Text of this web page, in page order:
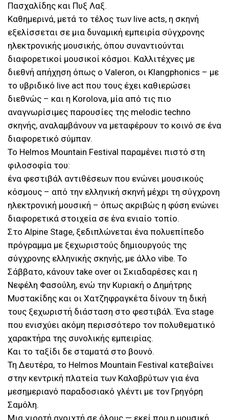
Πασχαλίδης και Πυξ Λαξ.
Καθημερινά, μετά το τέλος των live acts, η σκηνή
εξελίσσεται σε μια δυναμική εμπειρία σύγχρονης
ηλεκτρονικής μουσικής, όπου συναντιούνται
διαφορετικοί μουσικοί κόσμοι. Καλλιτέχνες με
διεθνή απήχηση όπως ο Valeron, οι Klangphonics – με
το υβριδικό live act που τους έχει καθιερώσει
διεθνώς – και η Korolova, μία από τις πιο
αναγνωρίσιμες παρουσίες της melodic techno
σκηνής, αναλαμβάνουν να μεταφέρουν το κοινό σε ένα
διαφορετικό σύμπαν.
Το Helmos Mountain Festival παραμένει πιστό στη
φιλοσοφία του:
ένα φεστιβάλ αντιθέσεων που ενώνει μουσικούς
κόσμους – από την ελληνική σκηνή μέχρι τη σύγχρονη
ηλεκτρονική μουσική – όπως ακριβώς η φύση ενώνει
διαφορετικά στοιχεία σε ένα ενιαίο τοπίο.
Στο Alpine Stage, ξεδιπλώνεται ένα πολυεπίπεδο
πρόγραμμα με ξεχωριστούς δημιουργούς της
σύγχρονης ελληνικής σκηνής, με άλλο vibe. Το
Σάββατο, κάνουν take over οι Σκιαδαρέσες και η
Νεφέλη Φασούλη, ενώ την Κυριακή ο Δημήτρης
Μυστακίδης και οι Χατζηφραγκέτα δίνουν τη δική
τους ξεχωριστή διάσταση στο φεστιβάλ. Ένα stage
που ενισχύει ακόμη περισσότερο τον πολυθεματικό
χαρακτήρα της συνολικής εμπειρίας.
Και το ταξίδι δε σταματά στο βουνό.
Τη Δευτέρα, το Helmos Mountain Festival κατεβαίνει
στην κεντρική πλατεία των Καλαβρύτων για ένα
μεσημεριανό παραδοσιακό γλέντι με τον Γρηγόρη
Σαμόλη.